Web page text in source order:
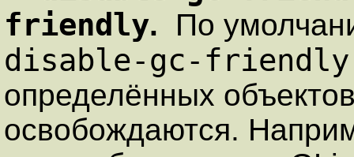
friendly. По
disable-gc-friendly
определённых
освобождаются.